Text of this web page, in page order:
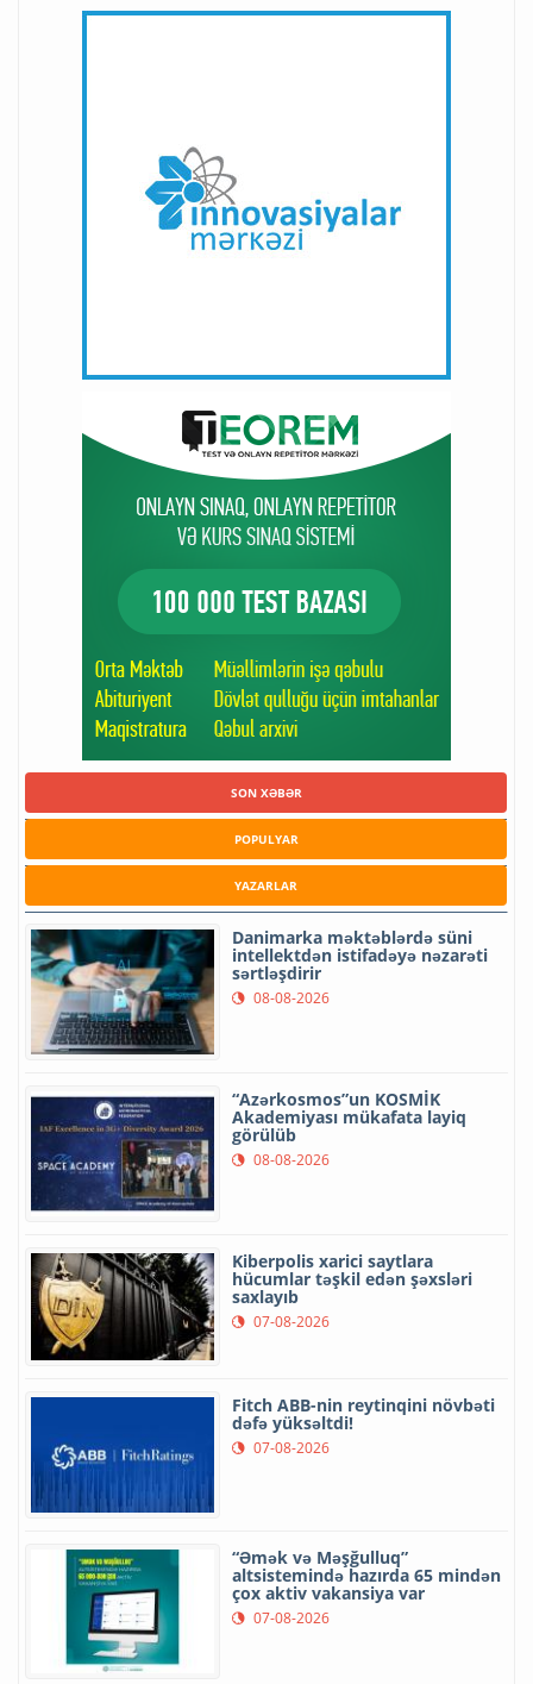
SON XƏBƏR
POPULYAR
YAZARLAR
Danimarka məktəblərdə süni
intellektdən istifadəyə nəzarəti
sərtləşdirir
08-08-2026
“Azərkosmos”un KOSMİK
Akademiyası mükafata layiq
görülüb
08-08-2026
Kiberpolis xarici saytlara
hücumlar təşkil edən şəxsləri
saxlayıb
07-08-2026
Fitch ABB-nin reytinqini növbəti
dəfə yüksəltdi!
07-08-2026
“Əmək və Məşğulluq”
altsistemində hazırda 65 mindən
çox aktiv vakansiya var
07-08-2026